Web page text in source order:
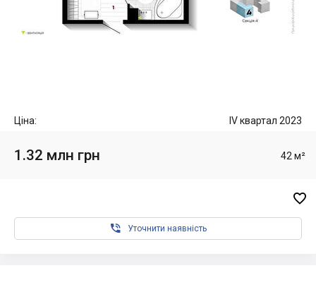
Ціна: IV квартал 2023
1.32 млн грн 42 м²

 Уточнити наявність